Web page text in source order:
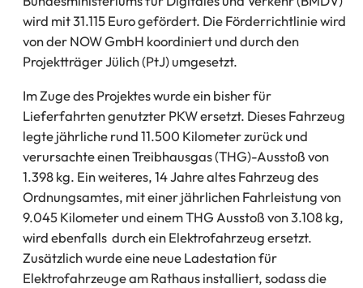
wird mit 31.115 Euro gefördert. Die Förderrichtlinie wird
von der NOW GmbH koordiniert und durch den
Projektträger Jülich (PtJ) umgesetzt.
Im Zuge des Projektes wurde ein bisher für
Lieferfahrten genutzter PKW ersetzt. Dieses Fahrzeug
legte jährliche rund 11.500 Kilometer zurück und
verursachte einen Treibhausgas (THG)-Ausstoß von
1.398 kg. Ein weiteres, 14 Jahre altes Fahrzeug des
Ordnungsamtes, mit einer jährlichen Fahrleistung von
9.045 Kilometer und einem THG Ausstoß von 3.108 kg,
wird ebenfalls durch ein Elektrofahrzeug ersetzt.
Zusätzlich wurde eine neue Ladestation für
Elektrofahrzeuge am Rathaus installiert, sodass die